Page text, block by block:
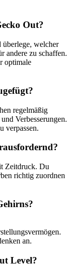
Out?
überlege, welcher
andere zu schaffen.
optimale
regelmäßig
Verbesserungen.
verpassen.
Zeitdruck. Du
richtig zuordnen
an.
Level?